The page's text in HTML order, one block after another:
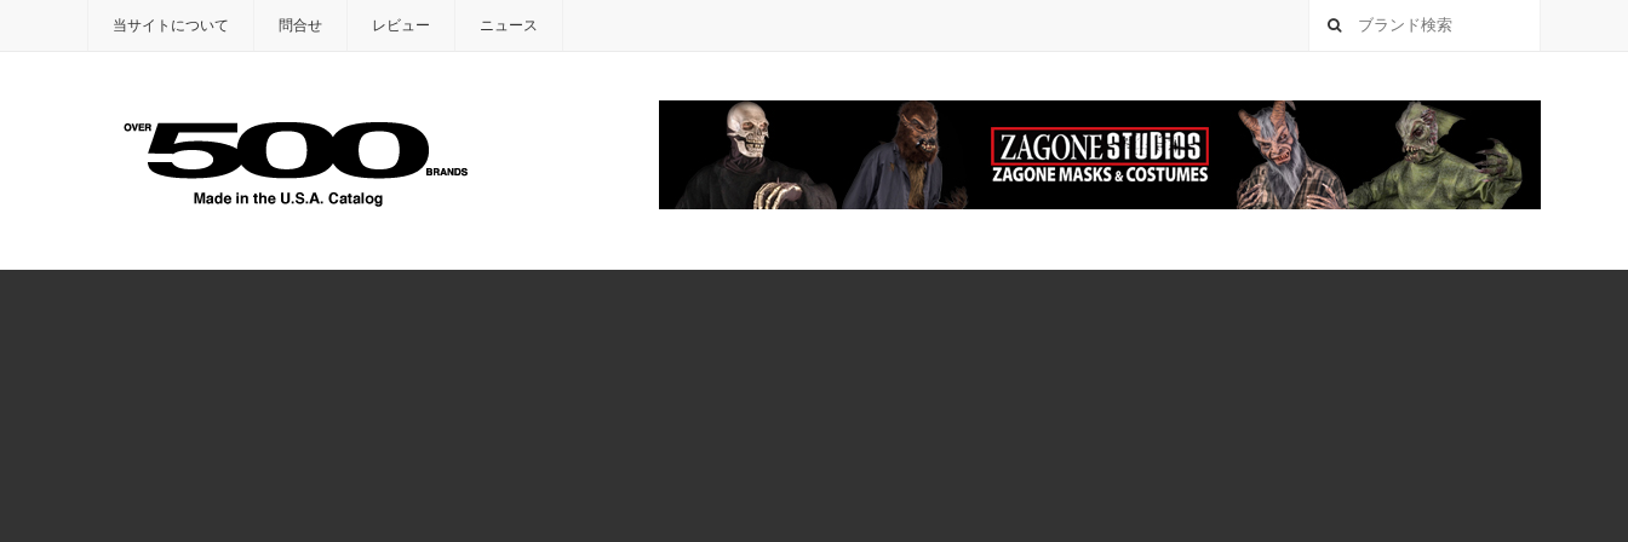
当サイトについて 問合せ レビュー ニュース